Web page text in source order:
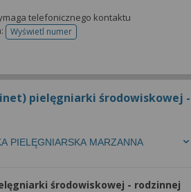
telefonicznego kontaktu
Wyświetl numertelefonu do rejestracji
pielęgniarki środowiskowej -
PIELĘGNIARSKA MARZANNA
środowiskowej - rodzinnej